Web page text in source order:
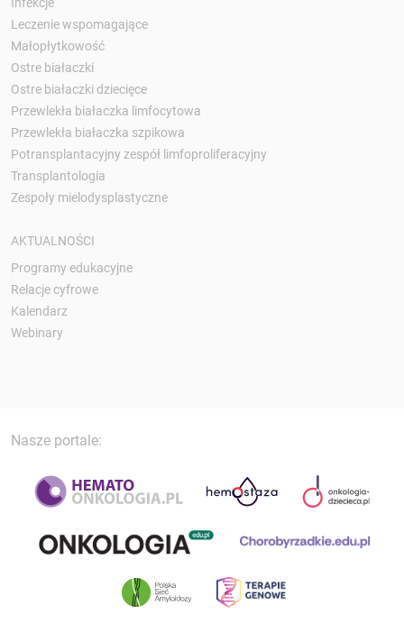
Leczenie wspomagające
Małopłytkowość
Ostre białaczki
Ostre białaczki dziecięce
Przewlekła białaczka limfocytowa
Przewlekła białaczka szpikowa
Potransplantacyjny zespół limfoproliferacyjny
Transplantologia
Zespoły mielodysplastyczne
AKTUALNOŚCI
Programy edukacyjne
Relacje cyfrowe
Kalendarz
Webinary
Nasze portale: